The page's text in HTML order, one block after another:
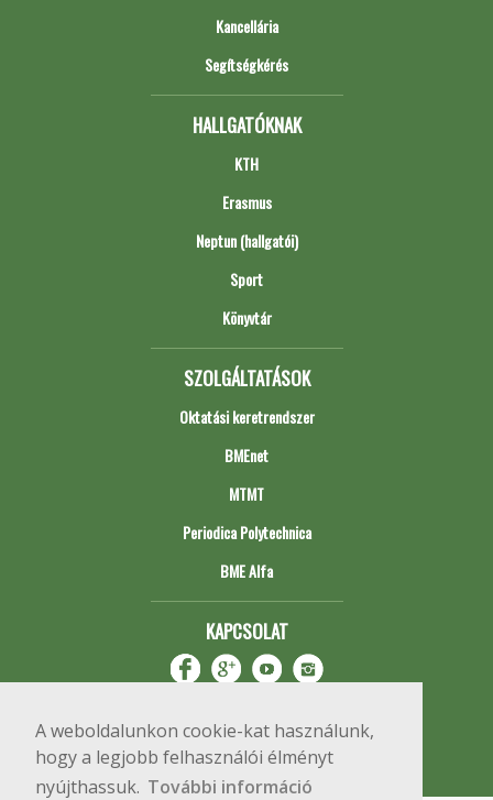
A weboldalunkon cookie-kat használunk,
hogy a legjobb felhasználói élményt
nyújthassuk. További információ
Kancellária
Segítségkérés
HALLGATÓKNAK
KTH
Erasmus
Neptun (hallgatói)
Sport
Könyvtár
SZOLGÁLTATÁSOK
Oktatási keretrendszer
BMEnet
MTMT
Periodica Polytechnica
BME Alfa
KAPCSOLAT